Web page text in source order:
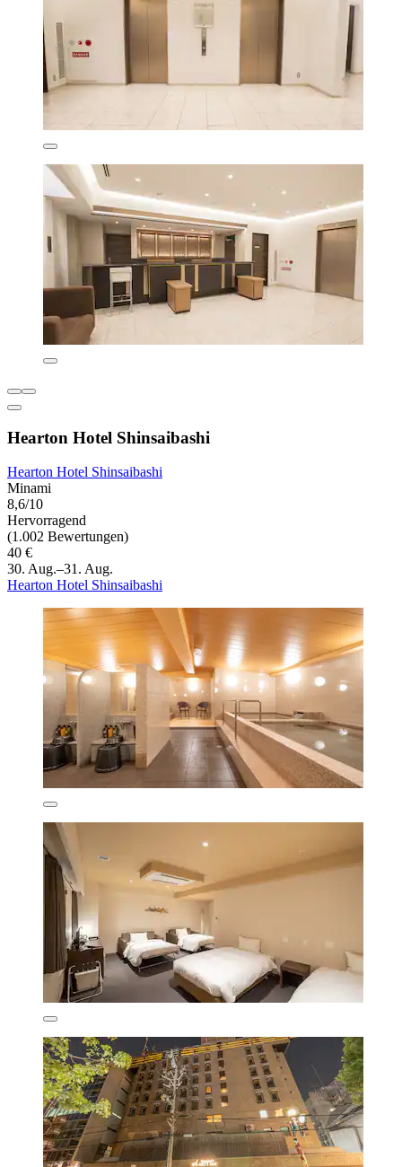
Hearton Hotel Shinsaibashi
Hearton Hotel Shinsaibashi
Minami
8,6/10
Hervorragend
(1.002 Bewertungen)
40 €
30. Aug.–31. Aug.
Hearton Hotel Shinsaibashi